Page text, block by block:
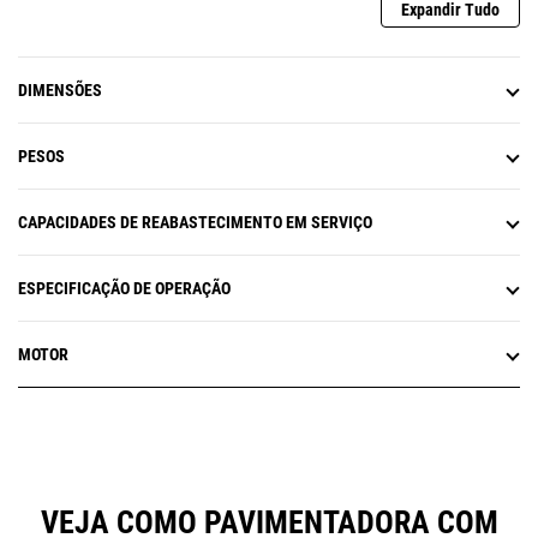
Expandir Tudo
DIMENSÕES
PESOS
CAPACIDADES DE REABASTECIMENTO EM SERVIÇO
ESPECIFICAÇÃO DE OPERAÇÃO
MOTOR
VEJA COMO PAVIMENTADORA COM